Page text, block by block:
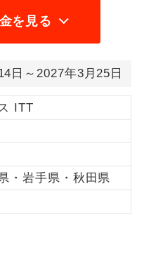
を見る
日～2027年3月25日
ITT
・岩手県・秋田県
ご参加いただけるコースで
参加いただけるコースで
り年齢に制限があるコース
が指定なので、ご出発の計
テルを指定したコースで